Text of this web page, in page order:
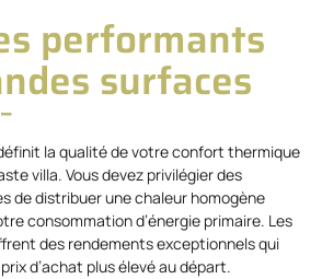
performants
surfaces
la qualité de votre confort thermique
villa. Vous devez privilégier des
de distribuer une chaleur homogène
consommation d’énergie primaire. Les
des rendements exceptionnels qui
d’achat plus élevé au départ.